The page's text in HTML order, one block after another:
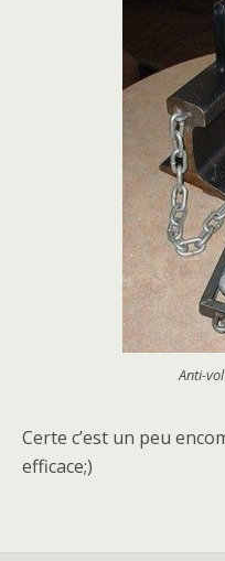
Anti-
Certe c’est un peu
efficace;)